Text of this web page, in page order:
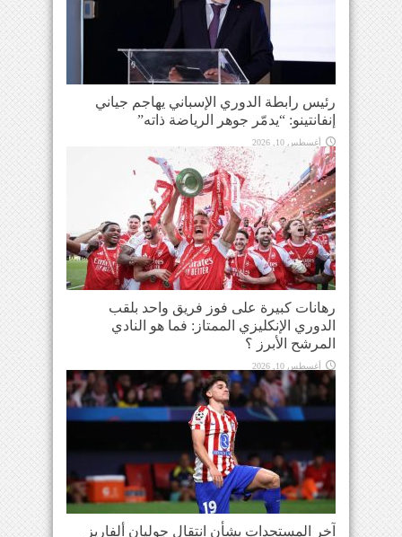
رئيس رابطة الدوري الإسباني يهاجم جياني
إنفانتينو: “يدمّر جوهر الرياضة ذاته”
أغسطس 10, 2026
رهانات كبيرة على فوز فريق واحد بلقب
الدوري الإنكليزي الممتاز: فما هو النادي
المرشح الأبرز ؟
أغسطس 10, 2026
آخر المستجدات بشأن انتقال جوليان ألفاريز